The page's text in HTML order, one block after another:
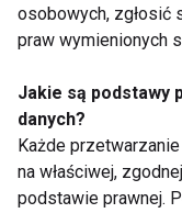
Gabinety
Stomatologiczne
specjalnych
pacjentów: Nowe
standardy opieki
osobowych, zgłosić
praw wymienionych
Jakie są podstawy
danych?
Każde
na właściwej,
podstawie prawnej.